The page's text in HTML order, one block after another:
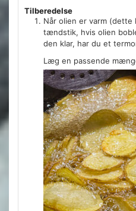
Tilberedelse
Når olien er varm
tændstik, hvis olien
den klar, har du et
Læg en passende